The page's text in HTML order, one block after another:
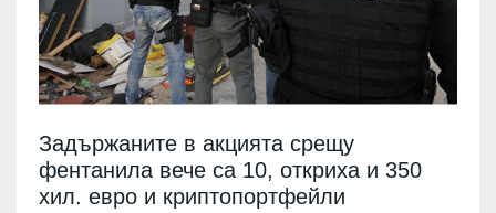
Задържаните в акцията срещу
фентанила вече са 10, откриха и 350
хил. евро и криптопортфейли